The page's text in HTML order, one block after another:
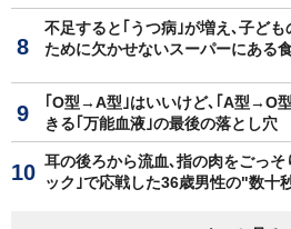
不足すると｢うつ病｣が増え､子ど
ために欠かせないスーパーにある
｢O型→A型｣はいいけど､｢A型→O
きる｢万能血液｣の最後の落とし穴
耳の後ろから流血､指の肉をごっ
ック｣で応戦した36歳男性の"数十